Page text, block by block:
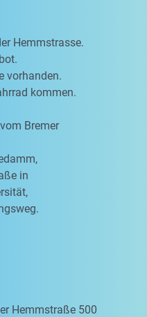
Hemmstrasse.
vorhanden.
kommen.
Bremer
in
Hemmstraße 500